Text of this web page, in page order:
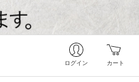
ログイン カート